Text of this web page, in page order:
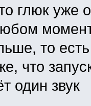
глюк уже
то
что
один звук